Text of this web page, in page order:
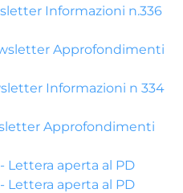
Informazioni n.336
Approfondimenti
Informazioni n 334
Approfondimenti
Lettera aperta al PD
Lettera aperta al PD